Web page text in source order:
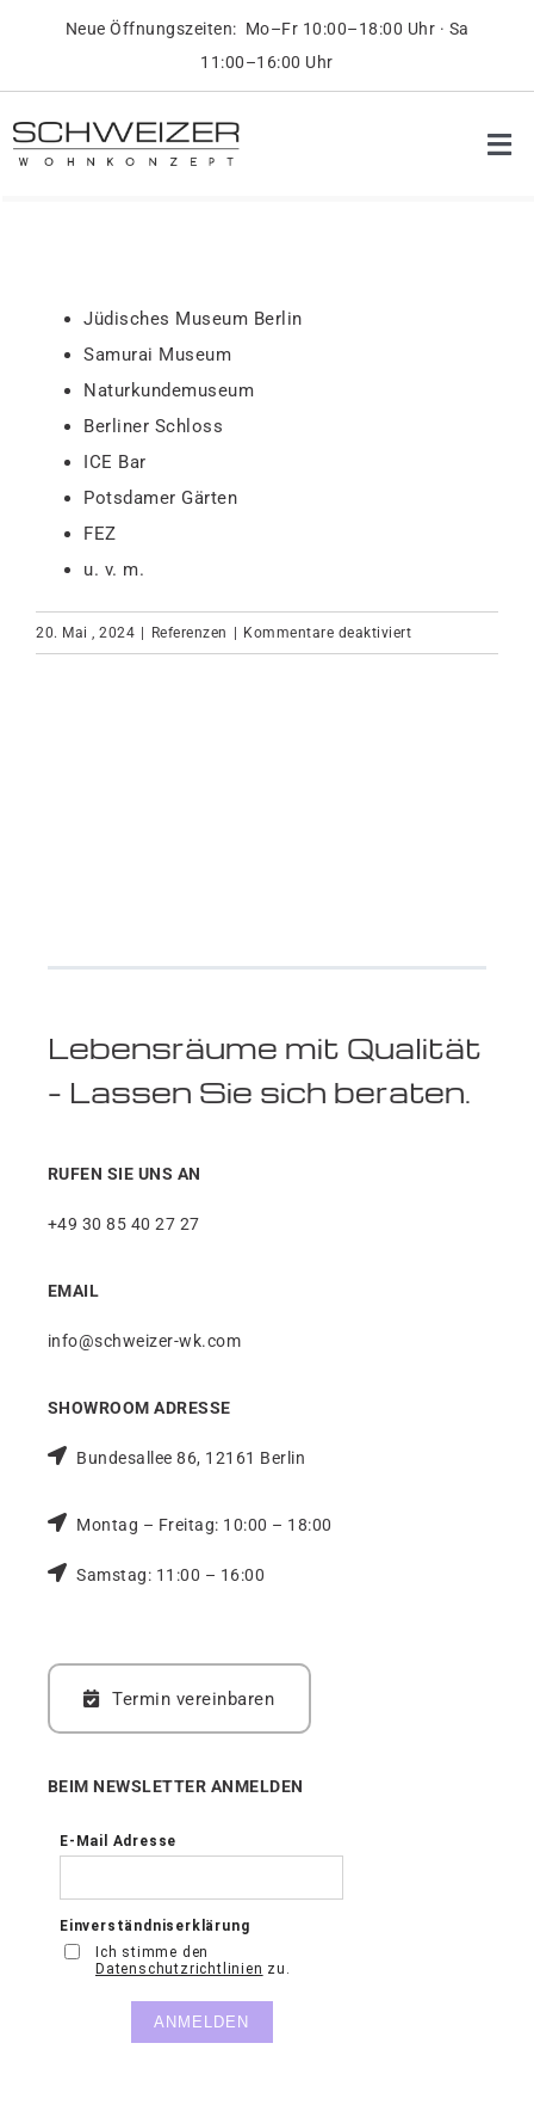
content
Neue Öffnungszeiten: Mo–Fr 10:00–18:00 Uhr · Sa
11:00–16:00 Uhr
Jüdisches Museum Berlin
Samurai Museum
Naturkundemuseum
Berliner Schloss
ICE Bar
Potsdamer Gärten
FEZ
u. v. m.
20. Mai , 2024 Referenzen Kommentare deaktiviertfür
Lebensräume mit Qualität
– Lassen Sie sich beraten.
RUFEN SIE UNS AN
+49 30 85 40 27 27
EMAIL
info@schweizer-wk.com
SHOWROOM ADRESSE
Bundesallee 86, 12161 Berlin
Montag – Freitag: 10:00 – 18:00
Samstag: 11:00 – 16:00
Termin vereinbaren
BEIM NEWSLETTER ANMELDEN